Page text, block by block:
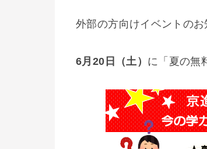
外部の方向けイベントのお
6月20日（土） に「夏の無